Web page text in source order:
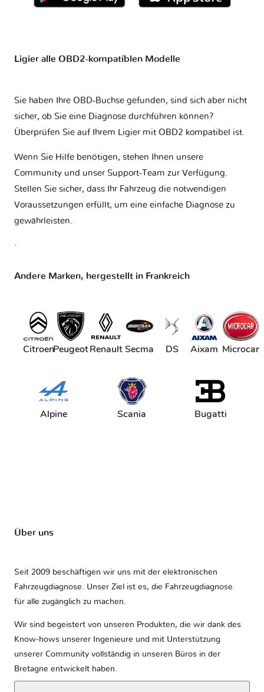
Ligier alle OBD2-kompatiblen Modelle
Sie haben Ihre OBD-Buchse gefunden, sind sich aber nicht
sicher, ob Sie eine Diagnose durchführen können?
Überprüfen Sie auf Ihrem Ligier mit OBD2 kompatibel ist.
Wenn Sie Hilfe benötigen, stehen Ihnen unsere
Community und unser Support-Team zur Verfügung.
Stellen Sie sicher, dass Ihr Fahrzeug die notwendigen
Voraussetzungen erfüllt, um eine einfache Diagnose zu
gewährleisten.
Andere Marken, hergestellt in Frankreich
CitroenPeugeotRenaultSecma DS Aixam Microcar
Alpine Scania Bugatti
Über uns
Seit 2009 beschäftigen wir uns mit der elektronischen
Fahrzeugdiagnose. Unser Ziel ist es, die Fahrzeugdiagnose
für alle zugänglich zu machen.
Wir sind begeistert von unseren Produkten, die wir dank des
Know-hows unserer Ingenieure und mit Unterstützung
unserer Community vollständig in unseren Büros in der
Bretagne entwickelt haben.